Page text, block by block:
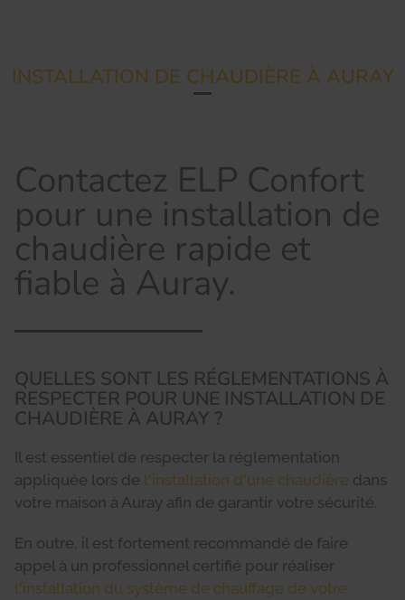
INSTALLATION DE CHAUDIÈRE À AURAY
Contactez ELP Confort
pour une installation de
chaudière rapide et
fiable à Auray.
QUELLES SONT LES RÉGLEMENTATIONS À
RESPECTER POUR UNE INSTALLATION DE
CHAUDIÈRE À AURAY ?
Il est essentiel de respecter la réglementation
appliquée lors de l'installation d'une chaudière dans
votre maison à Auray afin de garantir votre sécurité.
En outre, il est fortement recommandé de faire
appel à un professionnel certifié pour réaliser
l'installation du système de chauffage de votre